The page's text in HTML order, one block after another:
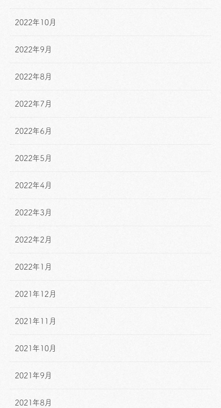
2022年10月
2022年9月
2022年8月
2022年7月
2022年6月
2022年5月
2022年4月
2022年3月
2022年2月
2022年1月
2021年12月
2021年11月
2021年10月
2021年9月
2021年8月